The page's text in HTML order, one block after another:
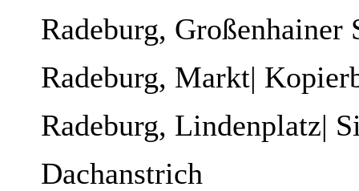
Radeburg, Großenhainer
Radeburg, Markt|
Radeburg, Lindenplatz|
Dachanstrich